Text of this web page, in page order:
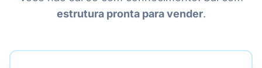
estrutura pronta para vender.